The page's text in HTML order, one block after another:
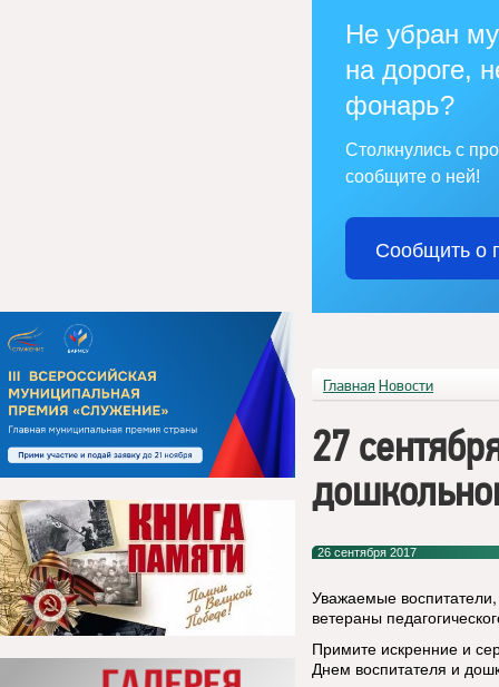
Не убран
на дороге,
фонарь?
Столкнулись с
сообщите о ней!
Сообщить о
Главная Новости
27
26 сентября 2017
Уважаемые
ветераны
Примите искренние и
Днем воспитателя и